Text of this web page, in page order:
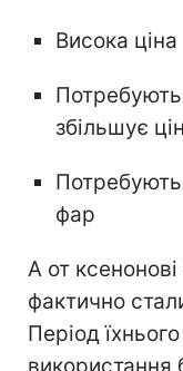
Висока ціна
збільшує
Потребують
фар
А от
фактично
Період
використання